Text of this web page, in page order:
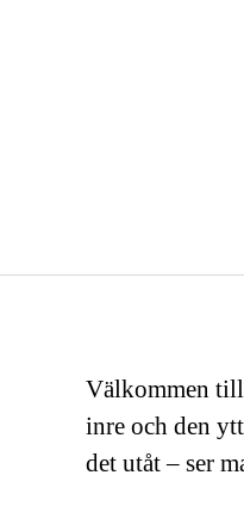
Välkommen till
inre och den
det utåt – ser